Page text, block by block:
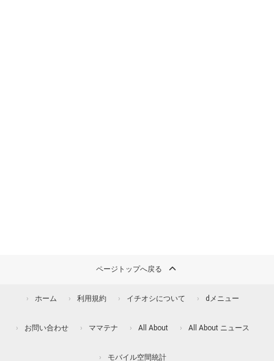
ページトップへ戻る
ホーム 利用規約 イチオシについて dメニュー
お問い合わせ ママテナ All About All About ニュース
モバイル空間統計